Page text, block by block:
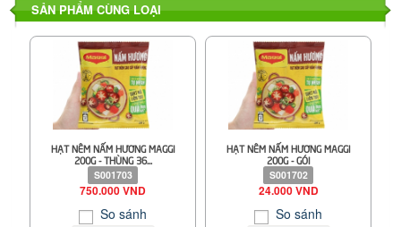
SẢN PHẨM CÙNG LOẠI
HẠT NÊM NẤM HƯƠNG MAGGI
200G - THÙNG 36...
S001703
750.000 VND
So sánh
HẠT NÊM NẤM HƯƠNG MAGGI
200G - GÓI
S001702
24.000 VND
So sánh